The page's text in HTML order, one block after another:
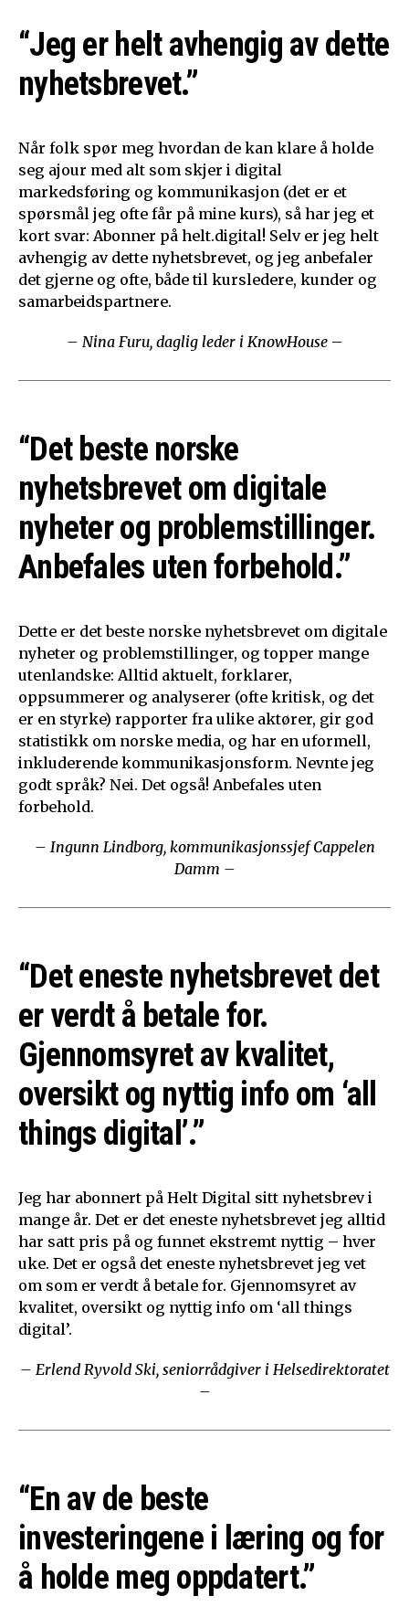
“Jeg er helt avhengig av dette
nyhetsbrevet.”
Når folk spør meg hvordan de kan klare å holde
seg ajour med alt som skjer i digital
markedsføring og kommunikasjon (det er et
spørsmål jeg ofte får på mine kurs), så har jeg et
kort svar: Abonner på helt.digital! Selv er jeg helt
avhengig av dette nyhetsbrevet, og jeg anbefaler
det gjerne og ofte, både til kursledere, kunder og
samarbeidspartnere.
– Nina Furu, daglig leder i KnowHouse –
“Det beste norske
nyhetsbrevet om digitale
nyheter og problemstillinger.
Anbefales uten forbehold.”
Dette er det beste norske nyhetsbrevet om digitale
nyheter og problemstillinger, og topper mange
utenlandske: Alltid aktuelt, forklarer,
oppsummerer og analyserer (ofte kritisk, og det
er en styrke) rapporter fra ulike aktører, gir god
statistikk om norske media, og har en uformell,
inkluderende kommunikasjonsform. Nevnte jeg
godt språk? Nei. Det også! Anbefales uten
forbehold.
– Ingunn Lindborg, kommunikasjonssjef Cappelen
Damm –
“Det eneste nyhetsbrevet det
er verdt å betale for.
Gjennomsyret av kvalitet,
oversikt og nyttig info om ‘all
things digital’.”
Jeg har abonnert på Helt Digital sitt nyhetsbrev i
mange år. Det er det eneste nyhetsbrevet jeg alltid
har satt pris på og funnet ekstremt nyttig – hver
uke. Det er også det eneste nyhetsbrevet jeg vet
om som er verdt å betale for. Gjennomsyret av
kvalitet, oversikt og nyttig info om ‘all things
digital’.
– Erlend Ryvold Ski, seniorrådgiver i Helsedirektoratet
–
“En av de beste
investeringene i læring og for
å holde meg oppdatert.”